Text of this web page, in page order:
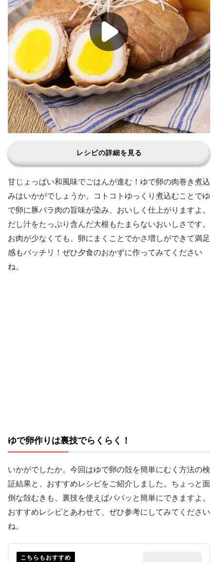
レシピの詳細を見る
甘じょっぱい和風味でごはんが進む！ゆで卵の肉巻き煮込
みはいかがでしょうか。コトコトゆっくり煮込むことでゆ
で卵に豚バラ肉の旨味が染み、おいしく仕上がりますよ。
だし汁をたっぷり含んだ大根もたまらないおいしさです。
お肉が少なくても、卵にまくことでかさ増しができて満足
感もバッチリ！ぜひ夕食のおかずに作ってみてください
ね。
ゆで卵作りは裏技でらくらく！
いかがでしたか。今回はゆで卵の殻を簡単にむく方法の検
証結果と、おすすめレシピをご紹介しました。ちょっと面
倒な殻むきも、裏技を使えばパパッと簡単にできますよ。
おすすめレシピとあわせて、ぜひ参考にしてみてください
ね。
こちらもおすすめ